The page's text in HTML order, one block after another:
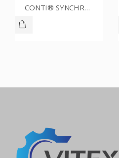
CONTI® SYNCHROBELT 76XL031